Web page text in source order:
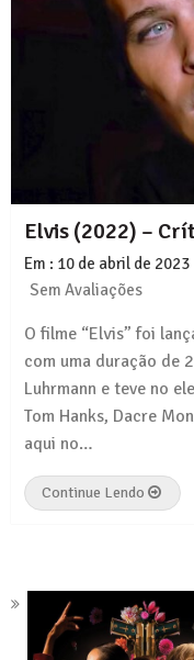
Elvis (2022) –
Em : 10 de abril de 2023
Sem Avaliações
O filme “Elvis” foi
com uma duração de
Luhrmann e teve no
Tom Hanks, Dacre
aqui no…
Continue Lendo